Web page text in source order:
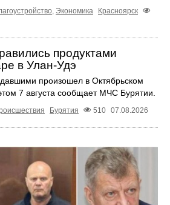
Экономика
Красноярск
продуктами
в Улан-Удэ
произошел в Октябрьском
7 августа сообщает МЧС Бурятии.
Бурятия 510 07.08.2026